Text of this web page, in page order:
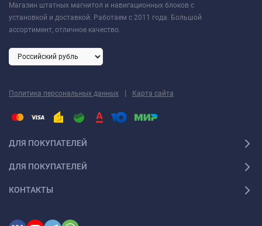
Магазин штатных магнитол и навигационных блоков с
установкой и доставкой. Работаем с 2011 года. Большой
ассортимент, отличное качество.
Политика персональных данных | Карта сайта
ДЛЯ ПОКУПАТЕЛЕЙ
ДЛЯ ПОКУПАТЕЛЕЙ
КОНТАКТЫ